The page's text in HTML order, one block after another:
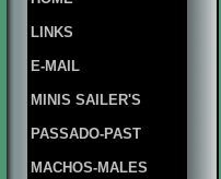
LINKS
E-MAIL
MINIS SAILER'S
PASSADO-PAST
MACHOS-MALES